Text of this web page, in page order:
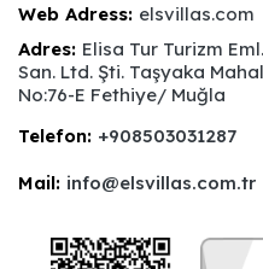
Web Adress: elsvillas.com
Adres: Elisa Tur Turizm
San. Ltd. Şti. Taşyaka
No:76-E Fethiye/ Muğla
Telefon: +908503031287
Mail: info@elsvillas.com.tr